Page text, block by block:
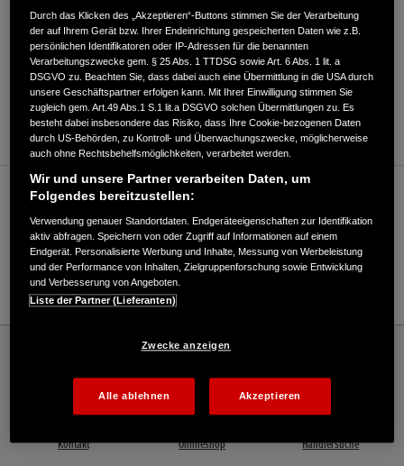
ANFAHRTSBESCHREIBUNG ANFORDERN
WEBSITE
Verkauf / Kundendienst
0251 661809
E-Mail
Rasen und Garten
Deutschland Offizielle Website | The Power of Dreams
Kontakt Onlineshop Händlersuche
Durch das Klicken des „Akzeptieren“-Buttons stimmen Sie der Verarbeitung
der auf Ihrem Gerät bzw. Ihrer Endeinrichtung gespeicherten Daten wie z.B.
persönlichen Identifikatoren oder IP-Adressen für die benannten
Verarbeitungszwecke gem. § 25 Abs. 1 TTDSG sowie Art. 6 Abs. 1 lit. a
DSGVO zu. Beachten Sie, dass dabei auch eine Übermittlung in die USA durch
unsere Geschäftspartner erfolgen kann. Mit Ihrer Einwilligung stimmen Sie
zugleich gem. Art.49 Abs.1 S.1 lit.a DSGVO solchen Übermittlungen zu. Es
besteht dabei insbesondere das Risiko, dass Ihre Cookie-bezogenen Daten
durch US-Behörden, zu Kontroll- und Überwachungszwecke, möglicherweise
auch ohne Rechtsbehelfsmöglichkeiten, verarbeitet werden.
Wir und unsere Partner verarbeiten Daten, um
Folgendes bereitzustellen:
Verwendung genauer Standortdaten. Endgeräteeigenschaften zur Identifikation
aktiv abfragen. Speichern von oder Zugriff auf Informationen auf einem
Endgerät. Personalisierte Werbung und Inhalte, Messung von Werbeleistung
und der Performance von Inhalten, Zielgruppenforschung sowie Entwicklung
und Verbesserung von Angeboten.
Liste der Partner (Lieferanten)
Zwecke anzeigen
Alle ablehnen Akzeptieren